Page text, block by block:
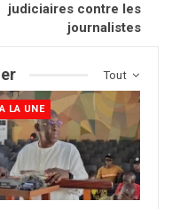
judiciaires contre les
journalistes
Tout
A LA UNE